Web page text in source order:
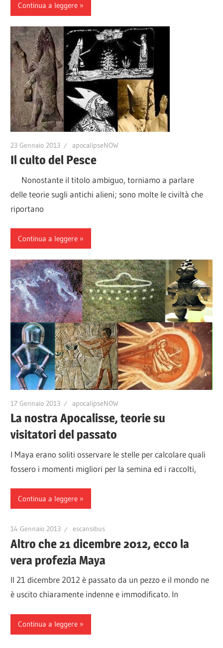
Continua a leggere
23 Gennaio 2013 apocalipseNOW
Il culto del Pesce
Nonostante il titolo ambiguo, torniamo a parlare
delle teorie sugli antichi alieni; sono molte le civiltà che
riportano
Continua a leggere
17 Gennaio 2013 apocalipseNOW
La nostra Apocalisse, teorie su
visitatori del passato
I Maya erano soliti osservare le stelle per calcolare quali
fossero i momenti migliori per la semina ed i raccolti,
Continua a leggere
14 Gennaio 2013 escansibus
Altro che 21 dicembre 2012, ecco la
vera profezia Maya
Il 21 dicembre 2012 è passato da un pezzo e il mondo ne
è uscito chiaramente indenne e immodificato. In
Continua a leggere